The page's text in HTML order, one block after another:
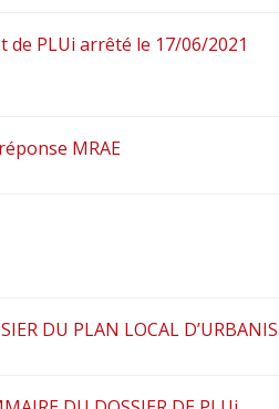
de PLUi arrêté le 17/06/2021
MRAE
DU PLAN LOCAL